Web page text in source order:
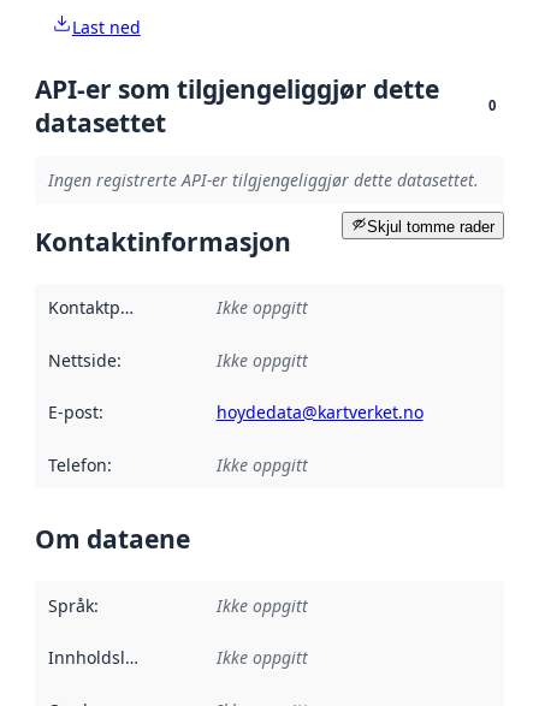
Last ned
API-er som tilgjengeliggjør dette
datasettet
0
Ingen registrerte API-er tilgjengeliggjør dette datasettet.
Skjul tomme rader
Kontaktinformasjon
Kontaktpunkt Ikke oppgitt
Nettside: Ikke oppgitt
E-post: hoydedata@kartverket.no
Telefon: Ikke oppgitt
Om dataene
Språk: Ikke oppgitt
Innholdsleverandører :
Ikke oppgitt